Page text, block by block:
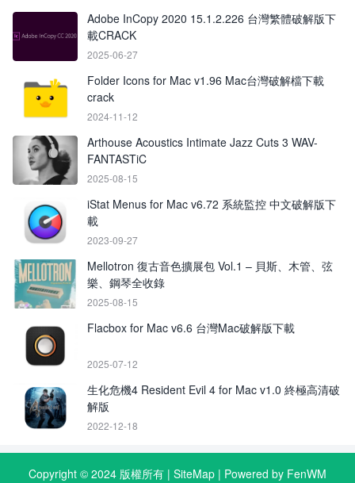
Adobe InCopy 2020 15.1.2.226 台灣繁體破解版下
載CRACK
2025-06-27
Folder Icons for Mac v1.96 Mac台灣破解檔下載
crack
2024-11-12
Arthouse Acoustics Intimate Jazz Cuts 3 WAV-
FANTASTiC
2025-08-15
iStat Menus for Mac v6.72 系統監控 中文破解版下
載
2023-09-27
Mellotron 復古音色擴展包 Vol.1 – 貝斯、木管、弦
樂、鋼琴全收錄
2025-08-15
Flacbox for Mac v6.6 台灣Mac破解版下載
2025-07-12
生化危機4 Resident Evil 4 for Mac v1.0 終極高清破
解版
2022-12-18
Copyright © 2024 版權所有 | SiteMap | Powered by FenWM